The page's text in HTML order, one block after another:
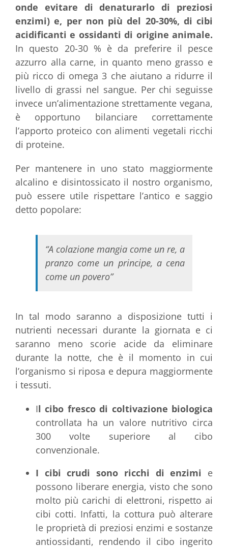
onde evitare di denaturarlo di preziosi
enzimi) e, per non più del 20-30%, di cibi
acidificanti e ossidanti di origine animale.
In questo 20-30 % è da preferire il pesce
azzurro alla carne, in quanto meno grasso e
più ricco di omega 3 che aiutano a ridurre il
livello di grassi nel sangue. Per chi seguisse
invece un’alimentazione strettamente vegana,
è opportuno bilanciare correttamente
l’apporto proteico con alimenti vegetali ricchi
di proteine.
Per mantenere in uno stato maggiormente
alcalino e disintossicato il nostro organismo,
può essere utile rispettare l’antico e saggio
detto popolare:
“A colazione mangia come un re, a
pranzo come un principe, a cena
come un povero”
In tal modo saranno a disposizione tutti i
nutrienti necessari durante la giornata e ci
saranno meno scorie acide da eliminare
durante la notte, che è il momento in cui
l’organismo si riposa e depura maggiormente
i tessuti.
Il cibo fresco di coltivazione biologica
controllata ha un valore nutritivo circa
300 volte superiore al cibo
convenzionale.
I cibi crudi sono ricchi di enzimi e
possono liberare energia, visto che sono
molto più carichi di elettroni, rispetto ai
cibi cotti. Infatti, la cottura può alterare
le proprietà di preziosi enzimi e sostanze
antiossidanti, rendendo il cibo ingerito